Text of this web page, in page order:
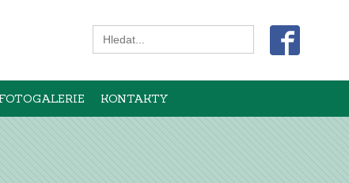
Search
for:
KONTAKTY